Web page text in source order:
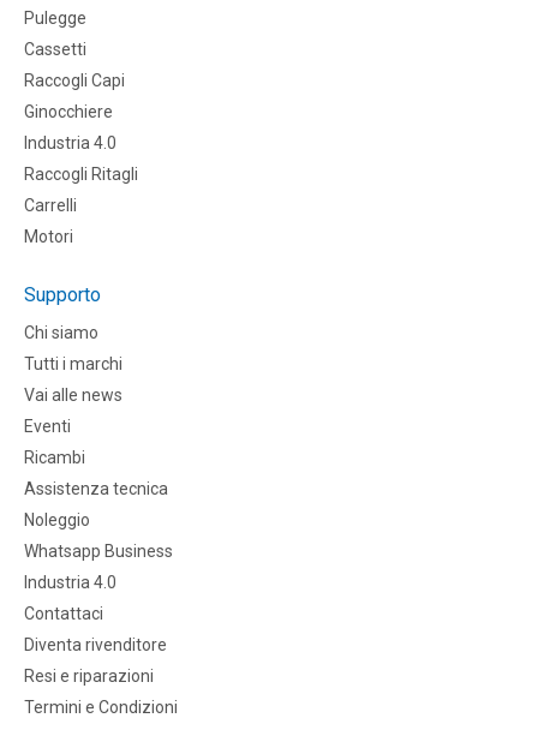
Pulegge
Cassetti
Raccogli Capi
Ginocchiere
Industria 4.0
Raccogli Ritagli
Carrelli
Motori
Supporto
Chi siamo
Tutti i marchi
Vai alle news
Eventi
Ricambi
Assistenza tecnica
Noleggio
Whatsapp Business
Industria 4.0
Contattaci
Diventa rivenditore
Resi e riparazioni
Termini e Condizioni